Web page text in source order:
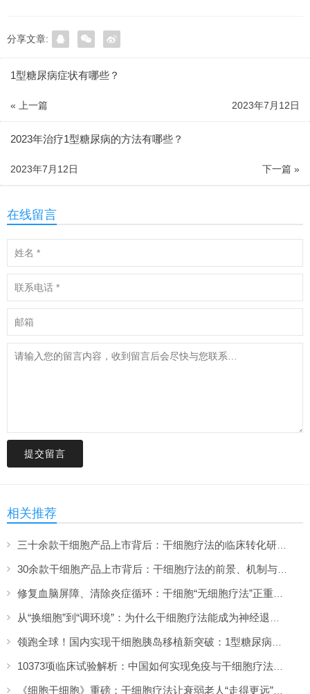
分享文章:
1型糖尿病症状有哪些？
« 上一篇 2023年7月12日
2023年治疗1型糖尿病的方法有哪些？
下一篇 »
2023年7月12日
在线留言
提交留言
相关推荐